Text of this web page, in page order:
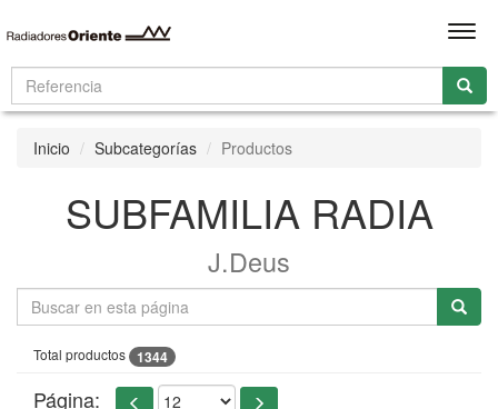
Inicio Subcategorías Productos
SUBFAMILIA RADIA
J.Deus
Total productos 1344
Página: